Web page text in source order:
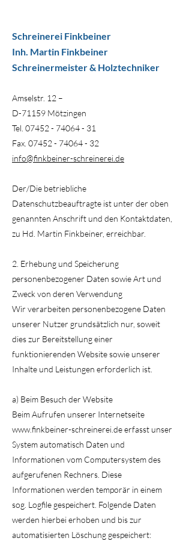
Schreinerei Finkbeiner
Inh. Martin Finkbeiner
Schreinermeister & Holztechniker
Amselstr. 12 –
D-71159 Mötzingen
Tel. 07452 - 74064 - 31
Fax. 07452 - 74064 - 32
info@finkbeiner-schreinerei.de
Der/Die betriebliche
Datenschutzbeauftragte ist unter der oben
genannten Anschrift und den Kontaktdaten,
zu Hd. Martin Finkbeiner, erreichbar.
2. Erhebung und Speicherung
personenbezogener Daten sowie Art und
Zweck von deren Verwendung
Wir verarbeiten personenbezogene Daten
unserer Nutzer grundsätzlich nur, soweit
dies zur Bereitstellung einer
funktionierenden Website sowie unserer
Inhalte und Leistungen erforderlich ist.
a) Beim Besuch der Website
Beim Aufrufen unserer Internetseite
www.finkbeiner-schreinerei.de erfasst unser
System automatisch Daten und
Informationen vom Computersystem des
aufgerufenen Rechners. Diese
Informationen werden temporär in einem
sog. Logfile gespeichert. Folgende Daten
werden hierbei erhoben und bis zur
automatisierten Löschung gespeichert: